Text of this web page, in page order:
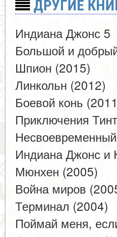
ДРУГИЕ
Индиана Джонс 5
Большой и
Шпион (2015)
Линкольн (2012)
Боевой конь
Приключения
Индиана Джонс и
Мюнхен (2005)
Война миров
Терминал (2004)
Поймай меня,